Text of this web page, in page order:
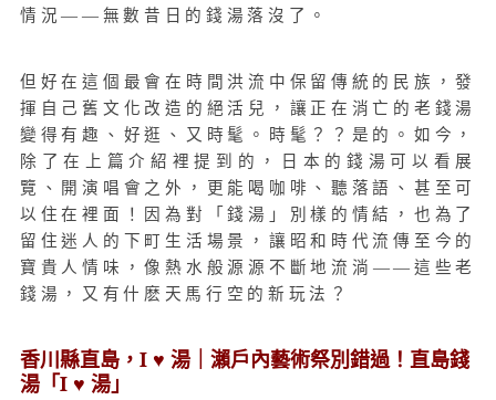
情況——無數昔日的錢湯落沒了。
但好在這個最會在時間洪流中保留傳統的民族，發
揮自己舊文化改造的絕活兒，讓正在消亡的老錢湯
變得有趣、好逛、又時髦。時髦？？是的。如今，
除了在上篇介紹裡提到的，日本的錢湯可以看展
覽、開演唱會之外，更能喝咖啡、聽落語、甚至可
以住在裡面！因為對「錢湯」別樣的情結，也為了
留住迷人的下町生活場景，讓昭和時代流傳至今的
寶貴人情味，像熱水般源源不斷地流淌——這些老
錢湯，又有什麽天馬行空的新玩法？
香川縣直島，I ♥ 湯｜瀨戶內藝術祭別錯過！直島錢
湯「I ♥ 湯」